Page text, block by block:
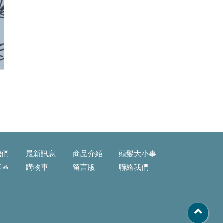
最新訊息 商品介紹
頭髮大小事
購物車 留言版 聯絡我們